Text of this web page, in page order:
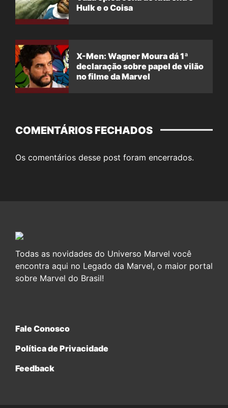
Hulk e o Coisa
X-Men: Wagner Moura dá 1ª
declaração sobre papel de vilão
no filme da Marvel
COMENTÁRIOS FECHADOS
Os comentários desse post foram encerrados.
Todas as novidades do Universo Marvel você
encontra aqui no Legado da Marvel, o maior portal
sobre Marvel do Brasil!
Fale Conosco
Política de Privacidade
Feedback